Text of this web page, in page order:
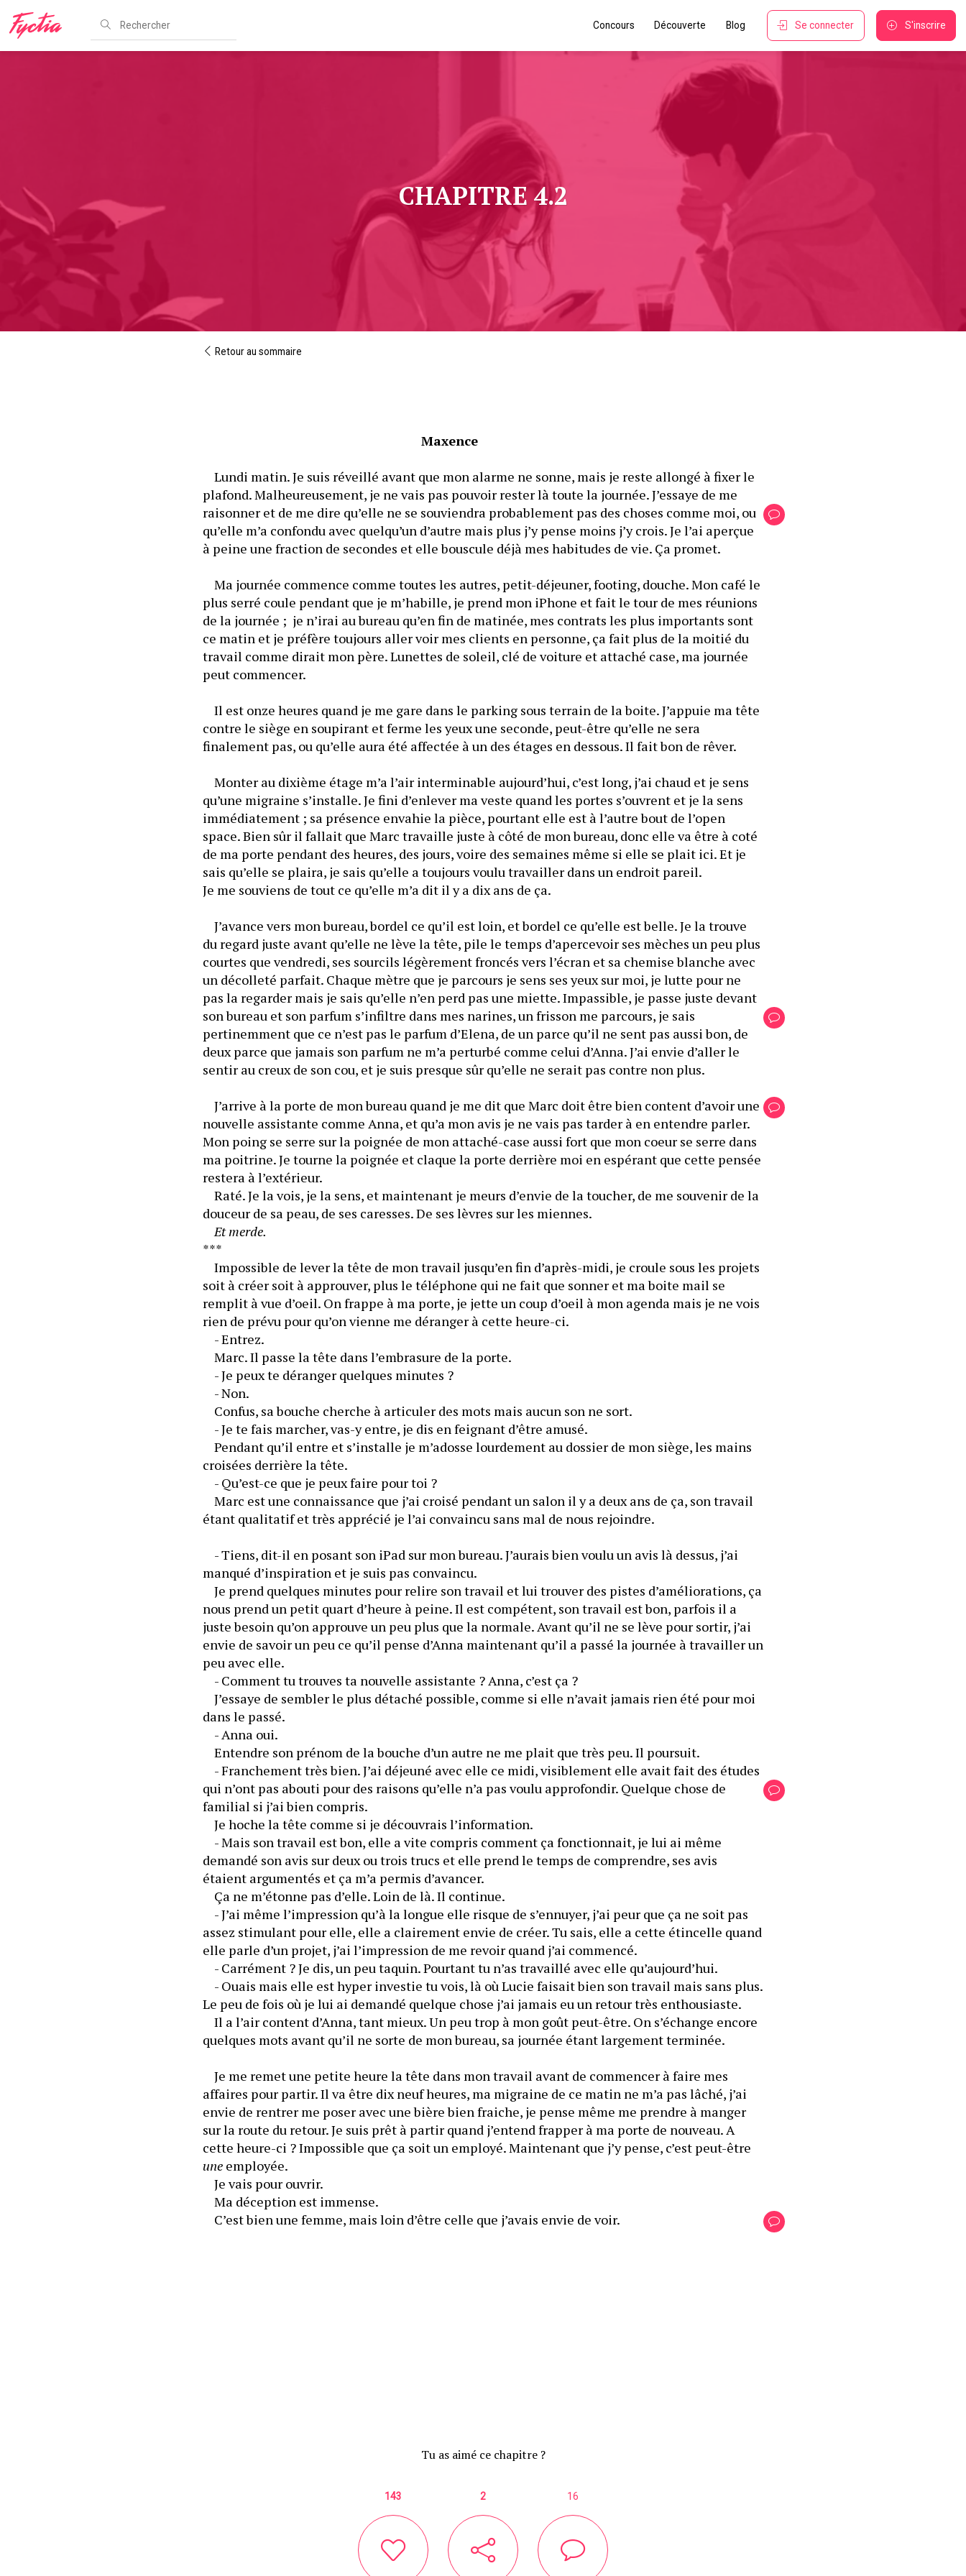
Concours Découverte Blog S'inscrire
Se connecter
CHAPITRE 4.2
Retour au sommaire
Maxence
	Lundi matin. Je suis réveillé avant que mon alarme ne sonne, mais je reste allongé à fixer le
plafond. Malheureusement, je ne vais pas pouvoir rester là toute la journée. J’essaye de me
raisonner et de me dire qu’elle ne se souviendra probablement pas des choses comme moi, ou
qu’elle m’a confondu avec quelqu’un d’autre mais plus j’y pense moins j’y crois. Je l’ai aperçue
	Ma journée commence comme toutes les autres, petit-déjeuner, footing, douche. Mon café le
plus serré coule pendant que je m’habille, je prend mon iPhone et fait le tour de mes réunions
de la journée ;  je n’irai au bureau qu’en fin de matinée, mes contrats les plus importants sont
ce matin et je préfère toujours aller voir mes clients en personne, ça fait plus de la moitié du
travail comme dirait mon père. Lunettes de soleil, clé de voiture et attaché case, ma journée
peut commencer.
	Il est onze heures quand je me gare dans le parking sous terrain de la boite. J’appuie ma tête
contre le siège en soupirant et ferme les yeux une seconde, peut-être qu’elle ne sera
finalement pas, ou qu’elle aura été affectée à un des étages en dessous. Il fait bon de rêver.
	Monter au dixième étage m’a l’air interminable aujourd’hui, c’est long, j’ai chaud et je sens
qu’une migraine s’installe. Je fini d’enlever ma veste quand les portes s’ouvrent et je la sens
immédiatement ; sa présence envahie la pièce, pourtant elle est à l’autre bout de l’open
space. Bien sûr il fallait que Marc travaille juste à côté de mon bureau, donc elle va être à coté
de ma porte pendant des heures, des jours, voire des semaines même si elle se plait ici. Et je
	J’avance vers mon bureau, bordel ce qu’il est loin, et bordel ce qu’elle est belle. Je la trouve
du regard juste avant qu’elle ne lève la tête, pile le temps d’apercevoir ses mèches un peu plus
courtes que vendredi, ses sourcils légèrement froncés vers l’écran et sa chemise blanche avec
un décolleté parfait. Chaque mètre que je parcours je sens ses yeux sur moi, je lutte pour ne
pas la regarder mais je sais qu’elle n’en perd pas une miette. Impassible, je passe juste devant
son bureau et son parfum s’infiltre dans mes narines, un frisson me parcours, je sais
pertinemment que ce n’est pas le parfum d’Elena, de un parce qu’il ne sent pas aussi bon, de
deux parce que jamais son parfum ne m’a perturbé comme celui d’Anna. J’ai envie d’aller le
	J’arrive à la porte de mon bureau quand je me dit que Marc doit être bien content d’avoir une
nouvelle assistante comme Anna, et qu’a mon avis je ne vais pas tarder à en entendre parler.
Mon poing se serre sur la poignée de mon attaché-case aussi fort que mon coeur se serre dans
ma poitrine. Je tourne la poignée et claque la porte derrière moi en espérant que cette pensée
restera à l’extérieur.
	Raté. Je la vois, je la sens, et maintenant je meurs d’envie de la toucher, de me souvenir de la
douceur de sa peau, de ses caresses. De ses lèvres sur les miennes.
Et merde.
***
	Impossible de lever la tête de mon travail jusqu’en fin d’après-midi, je croule sous les projets
soit à créer soit à approuver, plus le téléphone qui ne fait que sonner et ma boite mail se
remplit à vue d’oeil. On frappe à ma porte, je jette un coup d’oeil à mon agenda mais je ne vois
rien de prévu pour qu’on vienne me déranger à cette heure-ci.
	- Entrez.
	Marc. Il passe la tête dans l’embrasure de la porte.
	- Non.
	Confus, sa bouche cherche à articuler des mots mais aucun son ne sort.
	Pendant qu’il entre et s’installe je m’adosse lourdement au dossier de mon siège, les mains
	- Qu’est-ce que je peux faire pour toi ?
	Marc est une connaissance que j’ai croisé pendant un salon il y a deux ans de ça, son travail
étant qualitatif et très apprécié je l’ai convaincu sans mal de nous rejoindre.
	- Tiens, dit-il en posant son iPad sur mon bureau. J’aurais bien voulu un avis là dessus, j’ai
manqué d’inspiration et je suis pas convaincu.
	Je prend quelques minutes pour relire son travail et lui trouver des pistes d’améliorations, ça
nous prend un petit quart d’heure à peine. Il est compétent, son travail est bon, parfois il a
juste besoin qu’on approuve un peu plus que la normale. Avant qu’il ne se lève pour sortir, j’ai
envie de savoir un peu ce qu’il pense d’Anna maintenant qu’il a passé la journée à travailler un
	- Comment tu trouves ta nouvelle assistante ? Anna, c’est ça ?
	J’essaye de sembler le plus détaché possible, comme si elle n’avait jamais rien été pour moi
	Entendre son prénom de la bouche d’un autre ne me plait que très peu. Il poursuit.
	- Franchement très bien. J’ai déjeuné avec elle ce midi, visiblement elle avait fait des études
qui n’ont pas abouti pour des raisons qu’elle n’a pas voulu approfondir. Quelque chose de
	- Mais son travail est bon, elle a vite compris comment ça fonctionnait, je lui ai même
demandé son avis sur deux ou trois trucs et elle prend le temps de comprendre, ses avis
	Ça ne m’étonne pas d’elle. Loin de là. Il continue.
	- J’ai même l’impression qu’à la longue elle risque de s’ennuyer, j’ai peur que ça ne soit pas
assez stimulant pour elle, elle a clairement envie de créer. Tu sais, elle a cette étincelle quand
	- Carrément ? Je dis, un peu taquin. Pourtant tu n’as travaillé avec elle qu’aujourd’hui.
	- Ouais mais elle est hyper investie tu vois, là où Lucie faisait bien son travail mais sans plus.
	Il a l’air content d’Anna, tant mieux. Un peu trop à mon goût peut-être. On s’échange encore
quelques mots avant qu’il ne sorte de mon bureau, sa journée étant largement terminée.
	Je me remet une petite heure la tête dans mon travail avant de commencer à faire mes
affaires pour partir. Il va être dix neuf heures, ma migraine de ce matin ne m’a pas lâché, j’ai
envie de rentrer me poser avec une bière bien fraiche, je pense même me prendre à manger
sur la route du retour. Je suis prêt à partir quand j’entend frapper à ma porte de nouveau. A
une employée.
	Je vais pour ouvrir.
Tu as aimé ce chapitre ?
143 2 16